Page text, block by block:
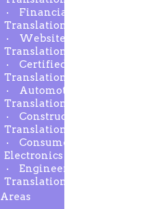
Financial
Translation
Website
Translation
Certified
Translation
Automotive
Translation
Construction
Translation
Consumer
Electronics
Engineering
Translation
Areas